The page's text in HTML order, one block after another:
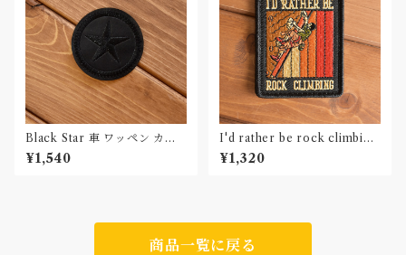
Black Star 車 ワッペン カー
パッチ
¥1,540
I'd rather be rock climbing
刺繍ワッペン Patch
¥1,320
商品一覧に戻る